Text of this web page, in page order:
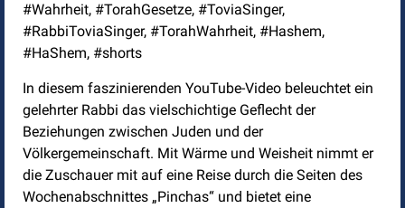
#Wahrheit, #TorahGesetze, #ToviaSinger,
#RabbiToviaSinger, #TorahWahrheit, #Hashem,
#HaShem, #shorts
In diesem faszinierenden YouTube-Video beleuchtet ein
gelehrter Rabbi das vielschichtige Geflecht der
Beziehungen zwischen Juden und der
Völkergemeinschaft. Mit Wärme und Weisheit nimmt er
die Zuschauer mit auf eine Reise durch die Seiten des
Wochenabschnittes „Pinchas“ und bietet eine